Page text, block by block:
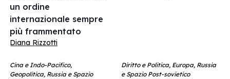
un ordine
internazionale sempre
più frammentato
Diana Rizzotti
Cina e Indo-Pacifico,
Geopolitica, Russia e Spazio
Diritto e Politica, Europa, Russia
e Spazio Post-sovietico